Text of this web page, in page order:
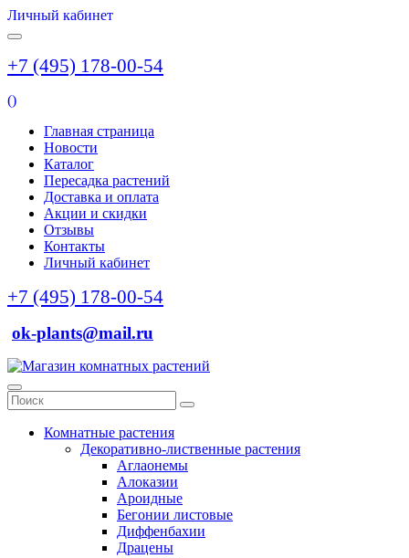
Личный кабинет
+7 (495) 178-00-54
()
Главная страница
Новости
Каталог
Пересадка растений
Доставка и оплата
Акции и скидки
Отзывы
Контакты
Личный кабинет
+7 (495) 178-00-54
ok-plants@mail.ru
Комнатные растения
Декоративно-лиственные растения
Аглаонемы
Алоказии
Ароидные
Бегонии листовые
Диффенбахии
Драцены